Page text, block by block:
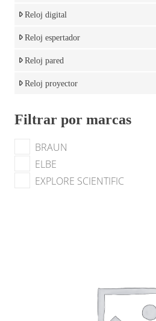
Reloj digital
Reloj espertador
Reloj pared
Reloj proyector
Filtrar por marcas
BRAUN
ELBE
EXPLORE SCIENTIFIC